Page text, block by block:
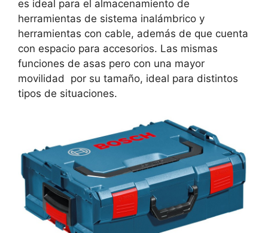
es ideal para el almacenamiento de
herramientas de sistema inalámbrico y
herramientas con cable, además de que cuenta
con espacio para accesorios. Las mismas
funciones de asas pero con una mayor
movilidad por su tamaño, ideal para distintos
tipos de situaciones.